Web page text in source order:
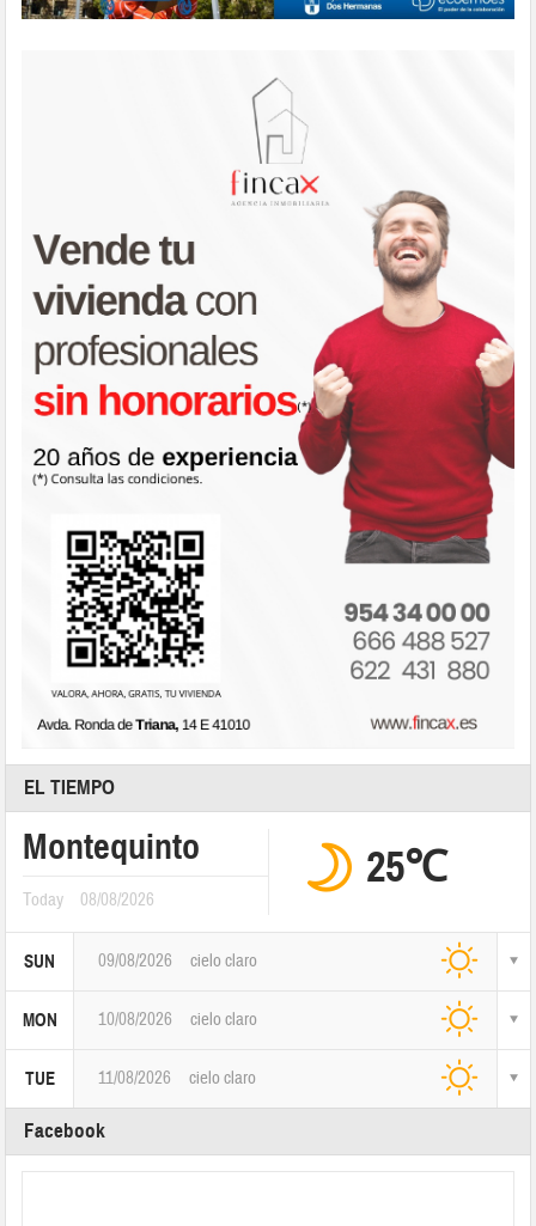
EL TIEMPO
Montequinto
Today 08/08/2026
25℃
SUN 09/08/2026 cielo claro
MON 10/08/2026 cielo claro
TUE 11/08/2026 cielo claro
Facebook